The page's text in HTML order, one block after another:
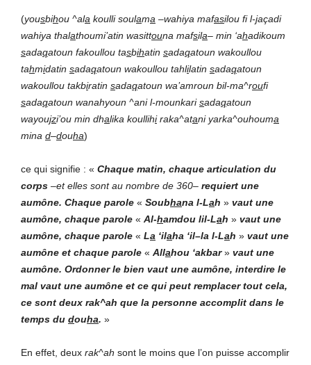
(yousbihou ^ala koulli soulama –wahiya mafasilou fi l-jaçadi
wahiya thalathoumi’atin wasittouna mafsila– min ‘ahadikoum
sadaqatoun fakoullou tasbihatin sadaqatoun wakoullou
tahmidatin sadaqatoun wakoullou tahlilatin sadaqatoun
wakoullou takbiratin sadaqatoun wa’amroun bil-ma^roufi
sadaqatoun wanahyoun ^ani l-mounkarisadaqatoun
wayoujzi’ou min dhalika koullihiraka^atani yarka^ouhouma
mina d–douha)
ce qui signifie : « Chaque matin, chaque articulation du
corps –et elles sont au nombre de 360– requiert une
aumône. Chaque parole « Soubhana l-Lah » vaut une
aumône, chaque parole « Al-hamdou lil-Lah » vaut une
aumône, chaque parole « La ‘ilaha ‘il–la l-Lah » vaut une
aumône et chaque parole « Allahou ‘akbar» vaut une
aumône. Ordonner le bien vaut une aumône, interdire le
mal vaut une aumône et ce qui peut remplacer tout cela,
ce sont deux rak^ah que la personne accomplit dans le
temps du douha. »
En effet, deux rak^ah sont le moins que l’on puisse accomplir